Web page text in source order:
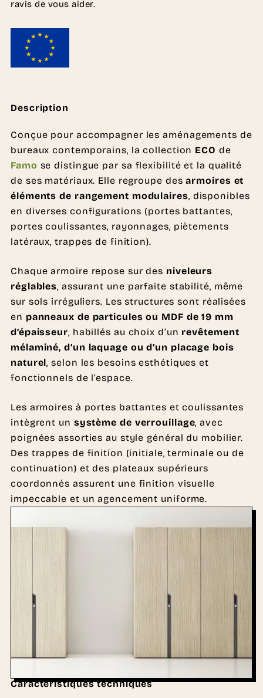
ravis de vous aider.
Description
Conçue pour accompagner les aménagements de
bureaux contemporains, la collection ECO de
Famo se distingue par sa flexibilité et la qualité
de ses matériaux. Elle regroupe desarmoires et
éléments de rangement modulaires, disponibles
en diverses configurations (portes battantes,
portes coulissantes, rayonnages, piètements
latéraux, trappes de finition).
Chaque armoire repose sur des niveleurs
réglables, assurant une parfaite stabilité, même
sur sols irréguliers. Les structures sont réalisées
en panneaux de particules ou MDF de 19 mm
d’épaisseur, habillés au choix d’un revêtement
mélaminé, d’un laquage ou d’un placage bois
naturel, selon les besoins esthétiques et
fonctionnels de l’espace.
Les armoires à portes battantes et coulissantes
intègrent un système de verrouillage, avec
poignées assorties au style général du mobilier.
Des trappes de finition (initiale, terminale ou de
continuation) et des plateaux supérieurs
coordonnés assurent une finition visuelle
impeccable et un agencement uniforme.
Caractéristiques techniques